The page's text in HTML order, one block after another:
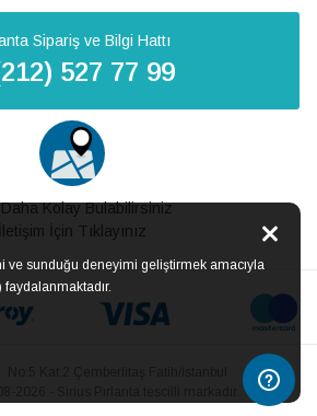
ve sunduğu deneyimi geliştirmek amacıyla
Sipariş ve Bilgi Hattı
527 77 99
Kolay Bulabilirsiniz
İletişim İçin Tıklayınız